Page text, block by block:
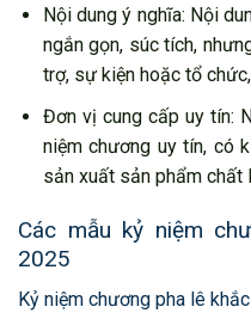
Nội dung ý nghĩa: Nội
ngắn gọn, súc tích,
trợ, sự kiện hoặc tổ
Đơn vị cung cấp uy tín:
niệm chương uy tín, có
sản xuất sản phẩm chất
Các mẫu kỷ niệm
2025
Kỷ niệm chương pha lê